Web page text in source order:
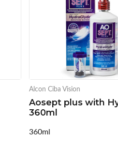
Alcon Ciba Vision
Aosept plus with
360ml
360ml